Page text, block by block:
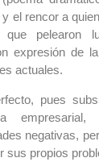
el rencor a
pelearon
expresión de
actuales.
pues
empresarial,
negativas,
sus propios